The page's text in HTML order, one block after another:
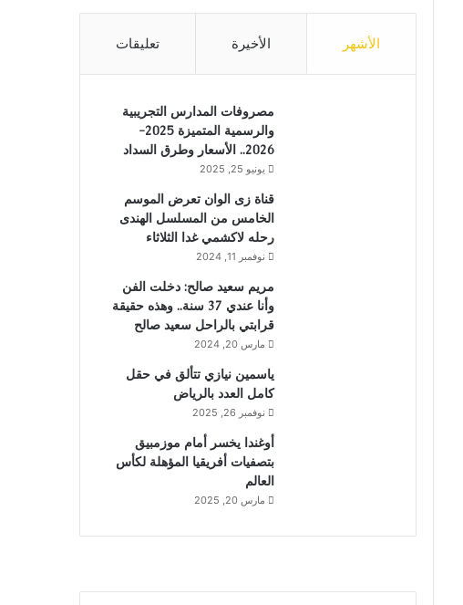
الأشهر الأخيرة تعليقات
مصروفات المدارس التجريبية
والرسمية المتميزة 2025-
2026.. الأسعار وطرق السداد
يونيو 25, 2025
قناة زى الوان تعرض الموسم
الخامس من المسلسل الهندى
رحله لاكشمي غدا الثلاثاء
نوفمبر 11, 2024
مريم سعيد صالح: دخلت الفن
وأنا عندي 37 سنة.. وهذه حقيقة
قرابتي بالراحل سعيد صالح
مارس 20, 2024
ياسمين نيازي تتألق في حقل
كامل العدد بالرياض
نوفمبر 26, 2025
أوغندا يخسر أمام موزمبيق
بتصفيات أفريقيا المؤهلة لكأس
العالم
مارس 20, 2025